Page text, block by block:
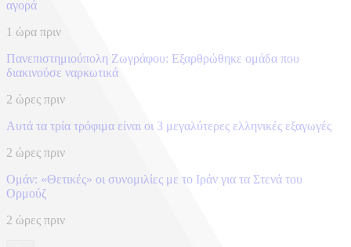
αγορά
1 ώρα πριν
Πανεπιστημιούπολη Ζωγράφου: Εξαρθρώθηκε ομάδα που
διακινούσε ναρκωτικά
2 ώρες πριν
Αυτά τα τρία τρόφιμα είναι οι 3 μεγαλύτερες ελληνικές εξαγωγές
2 ώρες πριν
Ομάν: «Θετικές» οι συνομιλίες με το Ιράν για τα Στενά του
Ορμούζ
2 ώρες πριν